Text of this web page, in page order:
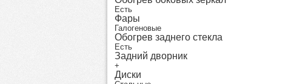
Есть
Фары
Галогеновые
Обогрев заднего стекла
Есть
Задний дворник
+
Диски